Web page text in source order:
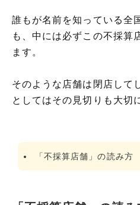
誰もが名前を知っている全
も、中には必ずこの不採算
ます。
そのような店舗は閉店して
としてはその見切りも大切
「不採算店舗」の読み方